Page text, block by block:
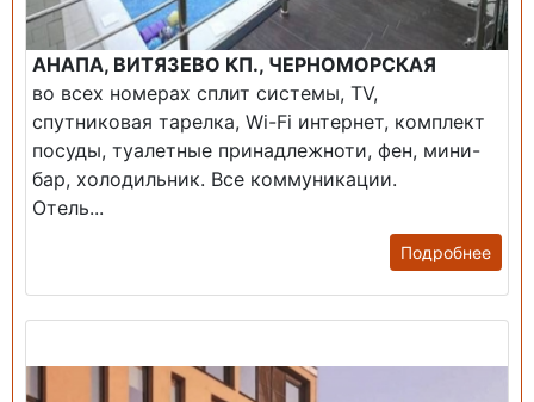
АНАПА, ВИТЯЗЕВО КП., ЧЕРНОМОРСКАЯ
во всех номерах сплит системы, TV,
спутниковая тарелка, Wi-Fi интернет, комплект
посуды, туалетные принадлежноти, фен, мини-
бар, холодильник. Все коммуникации.
Отель...
Подробнее